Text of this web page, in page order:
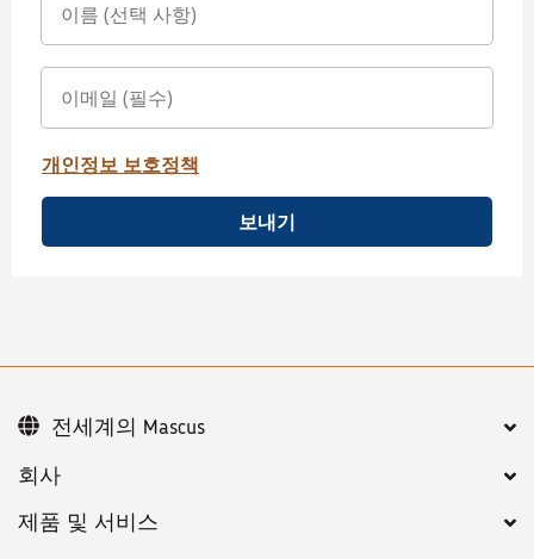
개인정보 보호정책
보내기
회사
제품 및 서비스
전세계의 Mascus